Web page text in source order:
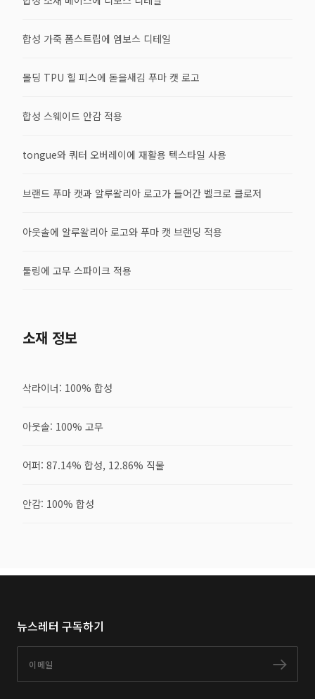
합성 가죽 폼스트립에 엠보스 디테일
몰딩 TPU 힐 피스에 돋을새김 푸마 캣 로고
합성 스웨이드 안감 적용
tongue와 쿼터 오버레이에 재활용 텍스타일 사용
브랜드 푸마 캣과 알루왈리아 로고가 들어간 벨크로 클로저
아웃솔에 알루왈리아 로고와 푸마 캣 브랜딩 적용
툴링에 고무 스파이크 적용
소재 정보
삭라이너: 100% 합성
아웃솔: 100% 고무
어퍼: 87.14% 합성, 12.86% 직물
안감: 100% 합성
뉴스레터 구독하기
구독